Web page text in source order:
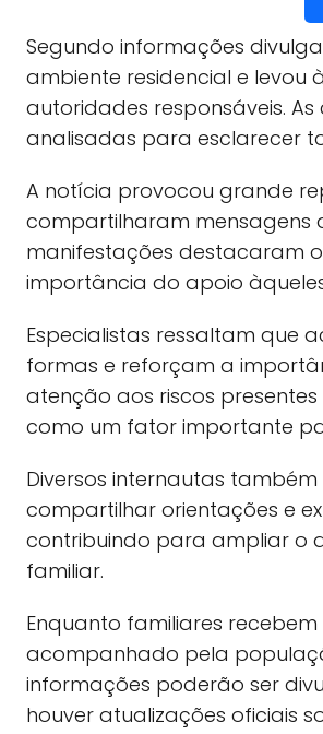
Segundo informações
ambiente residencial e levou
autoridades responsáveis.
analisadas para esclarecer
A notícia provocou grande
compartilharam mensagens
manifestações destacaram
importância do apoio
Especialistas ressaltam que
formas e reforçam a
atenção aos riscos
como um fator importante
Diversos internautas
compartilhar orientações e
contribuindo para ampliar o
familiar.
Enquanto familiares
acompanhado pela
informações poderão ser
houver atualizações oficiais